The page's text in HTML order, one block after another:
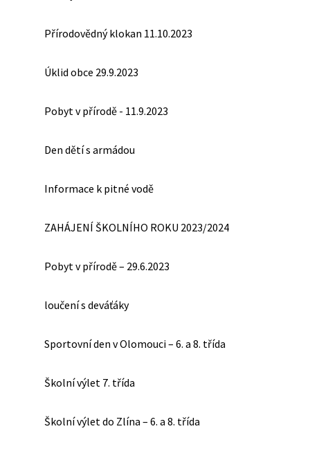
Přírodovědný klokan 11.10.2023
Úklid obce 29.9.2023
Pobyt v přírodě - 11.9.2023
Den dětí s armádou
Informace k pitné vodě
ZAHÁJENÍ ŠKOLNÍHO ROKU 2023/2024
Pobyt v přírodě – 29.6.2023
loučení s deváťáky
Sportovní den v Olomouci – 6. a 8. třída
Školní výlet 7. třída
Školní výlet do Zlína – 6. a 8. třída